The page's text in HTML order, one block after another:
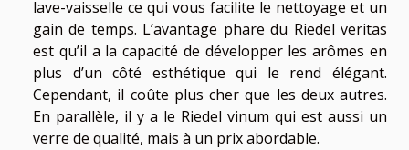
lave-vaisselle ce qui vous facilite le nettoyage et un
gain de temps. L’avantage phare du Riedel veritas
est qu’il a la capacité de développer les arômes en
plus d’un côté esthétique qui le rend élégant.
Cependant, il coûte plus cher que les deux autres.
En parallèle, il y a le Riedel vinum qui est aussi un
verre de qualité, mais à un prix abordable.